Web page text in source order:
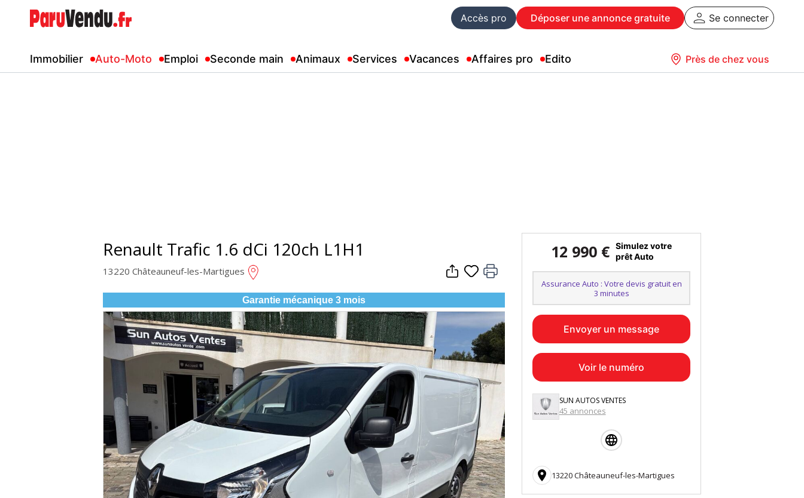
Accès pro Déposer une annonce gratuite Se connecter
Immobilier Auto-Moto Emploi Seconde main Animaux Services Vacances Affaires pro Edito Près de chez vous
Renault Trafic 1.6 dCi 120ch L1H1
13220 Châteauneuf-les-Martigues
Garantie mécanique 3 mois
12 990 € Simulez votre
prêt Auto
Assurance Auto : Votre devis gratuit en
3 minutes
Envoyer un message
Voir le numéro
SUN AUTOS VENTES
45 annonces
 13220 Châteauneuf-les-Martigues